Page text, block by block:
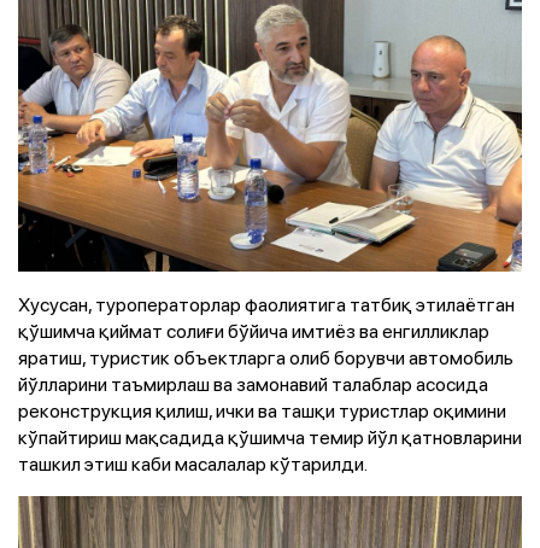
Хусусан, туроператорлар фаолиятига татбиқ этилаётган
қўшимча қиймат солиғи бўйича имтиёз ва енгилликлар
яратиш, туристик объектларга олиб борувчи автомобиль
йўлларини таъмирлаш ва замонавий талаблар асосида
реконструкция қилиш, ички ва ташқи туристлар оқимини
кўпайтириш мақсадида қўшимча темир йўл қатновларини
ташкил этиш каби масалалар кўтарилди.